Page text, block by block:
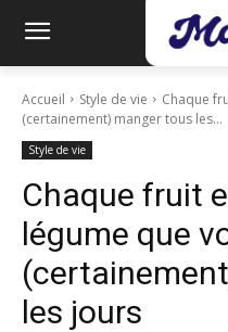
Accueil Style de vie
Chaque
(certainement) manger tous les...
Style de vie
Chaque fruit
légume que
les jours